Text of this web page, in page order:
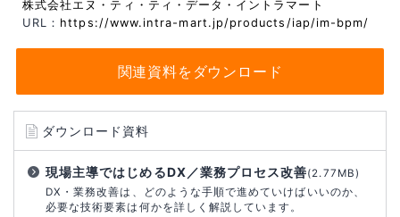
株式会社エヌ・ティ・ティ・データ・イントラマート
URL： https://www.intra-mart.jp/products/iap/im-bpm/
関連資料をダウンロード
ダウンロード資料
現場主導ではじめるDX／業務プロセス改善(2.77MB)
DX・業務改善は、どのような手順で進めていけばいいのか、
必要な技術要素は何かを詳しく解説しています。